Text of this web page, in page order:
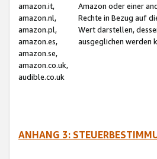
amazon.it,
amazon.nl,
amazon.pl,
amazon.es,
amazon.se,
amazon.co.uk,
audible.co.uk
Amazon oder einer
Rechte in Bezug auf
Wert darstellen,
ausgeglichen werden
ANHANG 3: